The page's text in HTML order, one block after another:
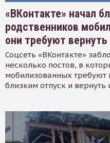
«ВКонтакте» начал
родственников
они требуют
Соцсеть «ВКонтакте»
несколько постов, в
мобилизованных требуют
близким отпуск и вернуть